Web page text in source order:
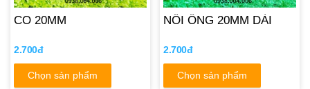
CO 20MM
2.700đ
Chọn sản phẩm
NỐI ỐNG 20MM DÀI
2.700đ
Chọn sản phẩm